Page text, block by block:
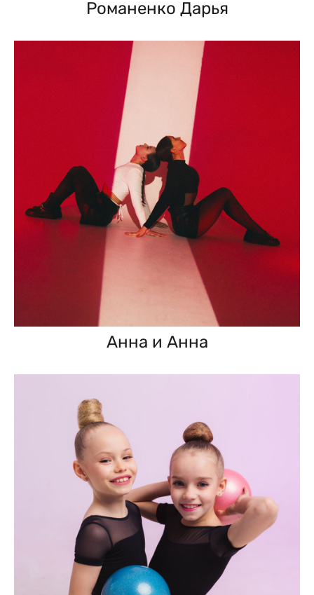
Романенко Дарья
Анна и Анна